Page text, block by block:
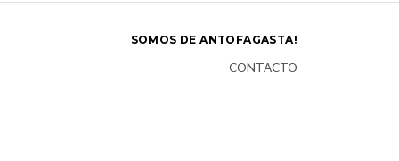
SOMOS DE ANTOFAGASTA!
CONTACTO